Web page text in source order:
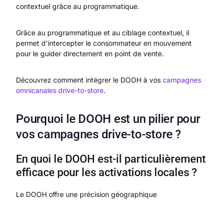
contextuel grâce au programmatique.
Grâce au programmatique et au ciblage contextuel, il
permet d’intercepter le consommateur en mouvement
pour le guider directement en point de vente.
Découvrez comment intégrer le DOOH à vos campagnes
omnicanales drive-to-store.
Pourquoi le DOOH est un pilier pour
vos campagnes drive-to-store ?
En quoi le DOOH est-il particulièrement
efficace pour les activations locales ?
Le DOOH offre une précision géographique